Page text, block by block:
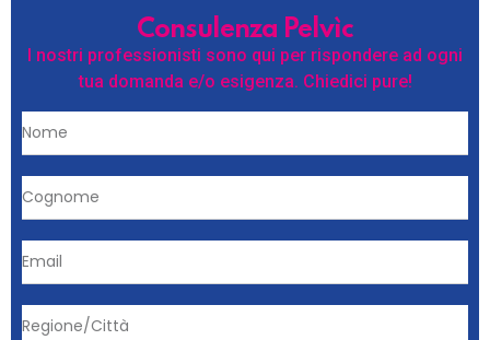
Consulenza Pelvìc
I nostri professionisti sono qui per rispondere ad ogni
tua domanda e/o esigenza. Chiedici pure!